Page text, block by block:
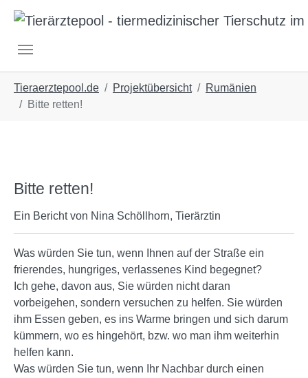
Tieraerztepool.de Projektübersicht
Rumänien
Bitte retten!
Bitte retten!
Ein Bericht von Nina Schöllhorn, Tierärztin
Was würden Sie tun, wenn Ihnen auf der Straße ein
frierendes, hungriges, verlassenes Kind begegnet?
Ich gehe, davon aus, Sie würden nicht daran
vorbeigehen, sondern versuchen zu helfen. Sie würden
ihm Essen geben, es ins Warme bringen und sich darum
kümmern, wo es hingehört, bzw. wo man ihm weiterhin
helfen kann.
Was würden Sie tun, wenn Ihr Nachbar durch einen